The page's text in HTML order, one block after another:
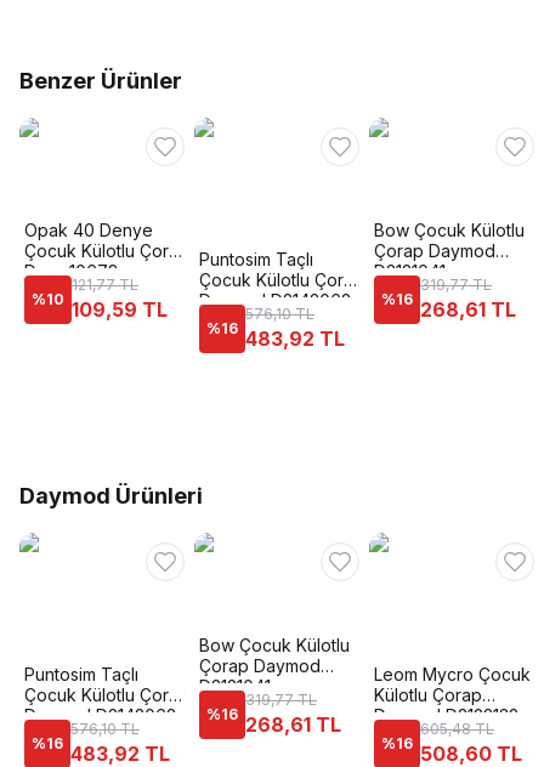
Benzer Ürünler
Opak 40 Denye
Çocuk Külotlu Çorap
Dore 10678
%10
121,77 TL
109,59 TL
Puntosim Taçlı
Çocuk Külotlu Çorap
Daymod D2142062
%16
576,10 TL
483,92 TL
Bow Çocuk Külotlu
Çorap Daymod
D2121041
%16
319,77 TL
268,61 TL
Daymod Ürünleri
Puntosim Taçlı
Çocuk Külotlu Çorap
Daymod D2142062
%16
576,10 TL
483,92 TL
Bow Çocuk Külotlu
Çorap Daymod
D2121041
%16
319,77 TL
268,61 TL
Leom Mycro Çocuk
Külotlu Çorap
Daymod D2122132
%16
605,48 TL
508,60 TL